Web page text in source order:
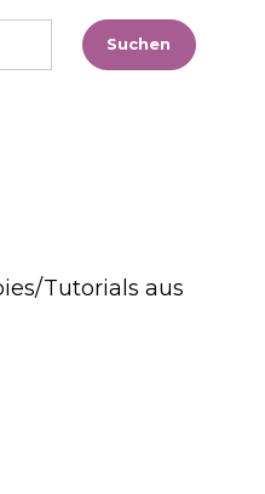
Suchen
Tutorials aus